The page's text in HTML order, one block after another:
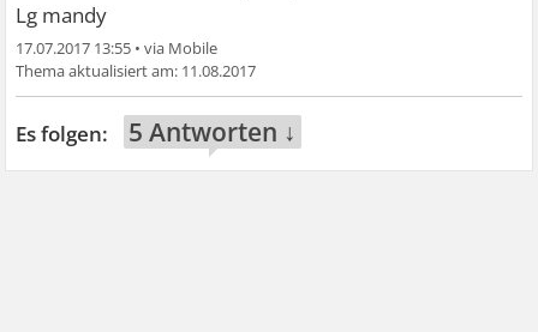
Lg mandy
17.07.2017 13:55 •
11.08.2017
5 Antworten ↓